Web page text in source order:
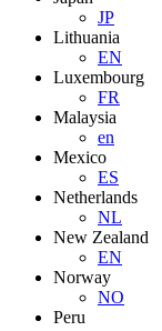
JP
Lithuania
EN
Luxembourg
FR
Malaysia
en
Mexico
ES
Netherlands
NL
New Zealand
EN
Norway
NO
Peru